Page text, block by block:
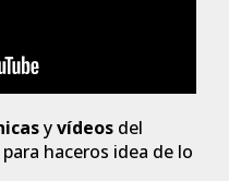
yvídeos del
haceros idea de lo